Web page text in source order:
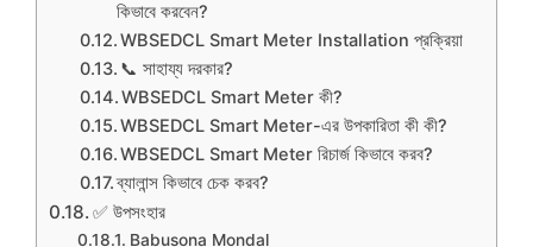
কিভাবে করবেন?
WBSEDCL Smart Meter Installation প্রক্রিয়া
📞 সাহায্য দরকার?
WBSEDCL Smart Meter কী?
WBSEDCL Smart Meter-এর উপকারিতা কী কী?
WBSEDCL Smart Meter রিচার্জ কিভাবে করব?
ব্যালান্স কিভাবে চেক করব?
✅ উপসংহার
Babusona Mondal